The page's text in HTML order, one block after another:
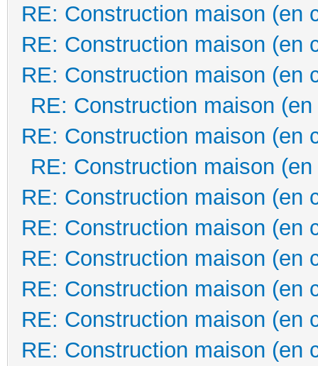
RE: Construction maison (en
RE: Construction maison (en
RE: Construction maison (en
RE: Construction maison
RE: Construction maison (en
RE: Construction maison
RE: Construction maison (en
RE: Construction maison (en
RE: Construction maison (en
RE: Construction maison (en
RE: Construction maison (en
RE: Construction maison (en